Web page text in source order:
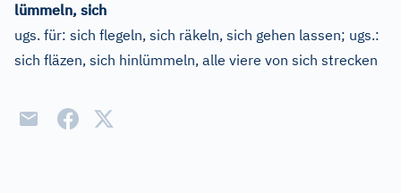
lümmeln, sich
ugs. für: sich flegeln, sich räkeln, sich gehen lassen; ugs.:
sich fläzen, sich hinlümmeln, alle viere von sich strecken